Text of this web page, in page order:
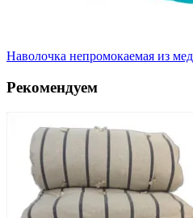
Наволочка непромокаемая из
Рекомендуем